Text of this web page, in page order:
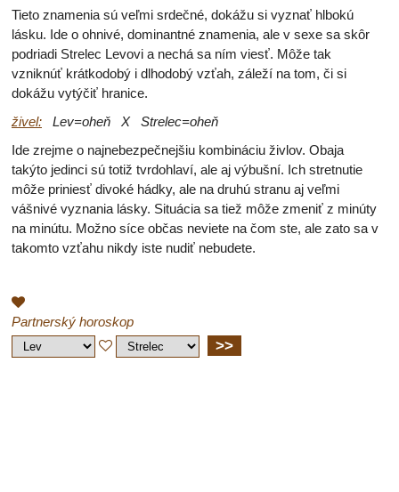
Tieto znamenia sú veľmi srdečné, dokážu si vyznať hlbokú
lásku. Ide o ohnivé, dominantné znamenia, ale v sexe sa skôr
podriadi Strelec Levovi a nechá sa ním viesť. Môže tak
vzniknúť krátkodobý i dlhodobý vzťah, záleží na tom, či si
dokážu vytýčiť hranice.
živel: Lev=oheň X Strelec=oheň
Ide zrejme o najnebezpečnejšiu kombináciu živlov. Obaja
takýto jedinci sú totiž tvrdohlaví, ale aj výbušní. Ich stretnutie
môže priniesť divoké hádky, ale na druhú stranu aj veľmi
vášnivé vyznania lásky. Situácia sa tiež môže zmeniť z minúty
na minútu. Možno síce občas neviete na čom ste, ale zato sa v
takomto vzťahu nikdy iste nudiť nebudete.
Partnerský horoskop
>>